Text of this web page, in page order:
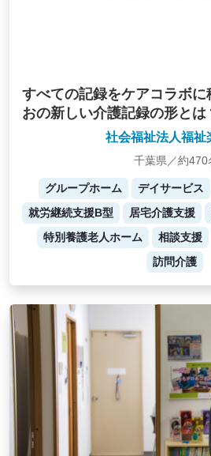
すべての記録をケアコラボに
おの新しい介護記録の形とは
社会福祉法人福祉
千葉県／約470
グループホーム デイサービス
就労継続支援B型
居宅介護支援
特別養護老人ホーム
相談支援
訪問介護